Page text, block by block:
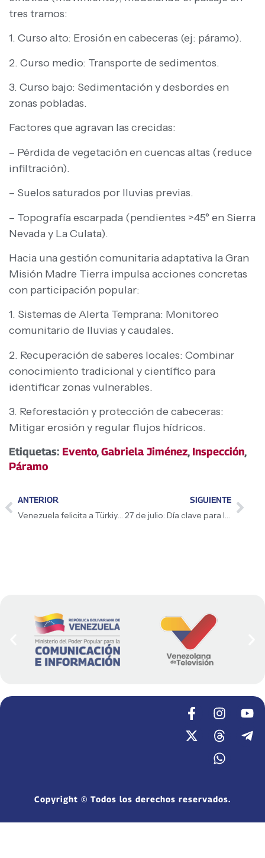
tres tramos:
1. Curso alto: Erosión en cabeceras (ej: páramo).
2. Curso medio: Transporte de sedimentos.
3. Curso bajo: Sedimentación y desbordes en
zonas pobladas.
Factores que agravan las crecidas:
– Pérdida de vegetación en cuencas altas (reduce
infiltración).
– Suelos saturados por lluvias previas.
– Topografía escarpada (pendientes >45° en Sierra
Nevada y La Culata).
Hacia una gestión comunitaria adaptativa la Gran
Misión Madre Tierra impulsa acciones concretas
con participación popular:
1. Sistemas de Alerta Temprana: Monitoreo
comunitario de lluvias y caudales.
2. Recuperación de saberes locales: Combinar
conocimiento tradicional y científico para
identificar zonas vulnerables.
3. Reforestación y protección de cabeceras:
Mitigar erosión y regular flujos hídricos.
Etiquetas: Evento,Gabriela Jiménez, Inspección,
Páramo
ANTERIOR
Venezuela felicita a Türkiye por su Día de la Democracia y Unidad
SIGUIENTE
27 de julio: Día clave para la democracia con elecciones municipales y consulta juvenil
Copyright © Todos los derechos reservados.